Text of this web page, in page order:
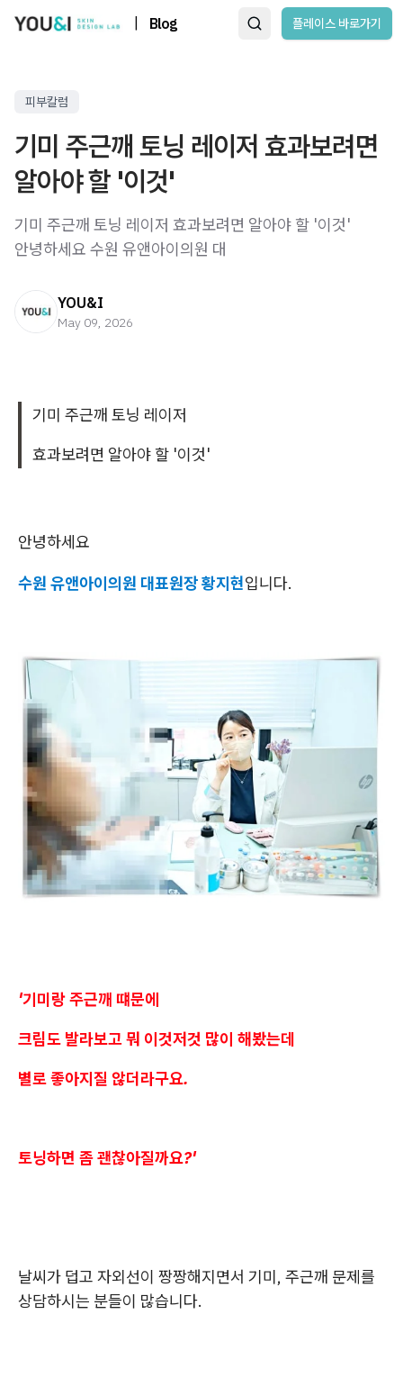
Blog 플레이스 바로가기
피부칼럼
기미 주근깨 토닝 레이저 효과보려면
알아야 할 '이것'
기미 주근깨 토닝 레이저 효과보려면 알아야 할 '이것' ​
안녕하세요 수원 유앤아이의원 대
YOU&I
May 09, 2026
기미 주근깨 토닝 레이저
효과보려면 알아야 할 '이것'
안녕하세요
수원 유앤아이의원 대표원장 황지현입니다.
'기미랑 주근깨 떄문에
크림도 발라보고 뭐 이것저것 많이 해봤는데
별로 좋아지질 않더라구요.
토닝하면 좀 괜찮아질까요?'
날씨가 덥고 자외선이 짱짱해지면서 기미, 주근깨 문제를
상담하시는 분들이 많습니다.